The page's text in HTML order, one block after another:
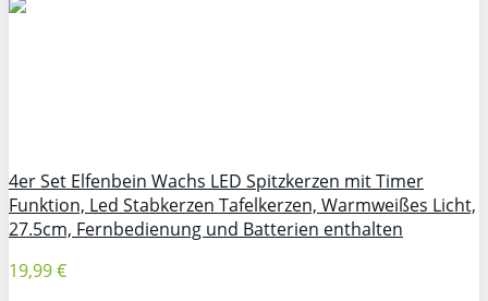
4er Set Elfenbein Wachs LED Spitzkerzen mit Timer
Funktion, Led Stabkerzen Tafelkerzen, Warmweißes Licht,
27.5cm, Fernbedienung und Batterien enthalten
19,99 €